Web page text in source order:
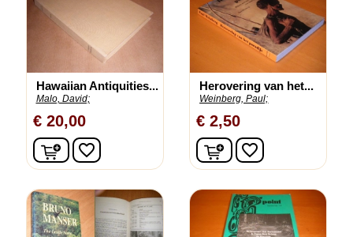
Hawaiian Antiquities...
Malo, David;
€ 20,00
In winkelwagen
favorite_border
Herovering van het...
Weinberg, Paul;
€ 2,50
In winkelwagen
favorite_border